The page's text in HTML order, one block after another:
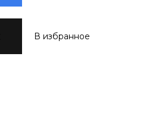
В избранное